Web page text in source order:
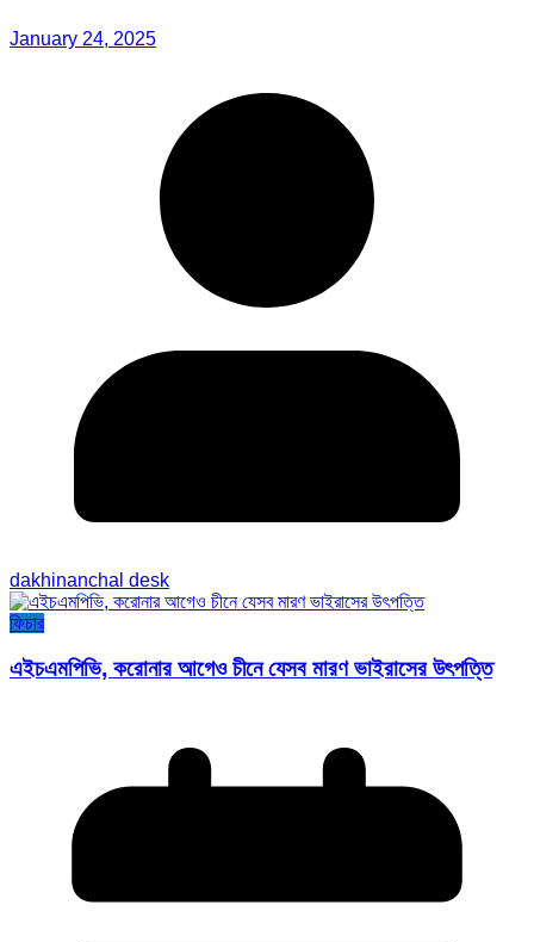
January 24, 2025
dakhinanchal desk
ফিচার
এইচএমপিভি, করোনার আগেও চীনে যেসব মারণ ভাইরাসের উৎপত্তি